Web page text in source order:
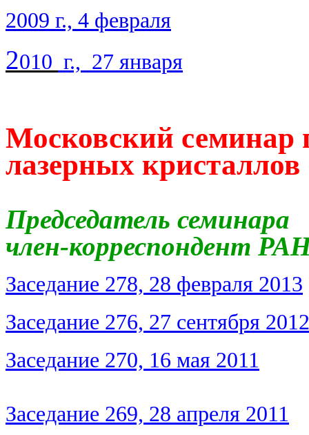
2009 г., 4 февраля
2010 г., 27 января
Московский семинар
лазерных кристаллов
Председатель семинара
член-корреспондент
Заседание 278, 28 февраля 2013
Заседание 276, 27 сентября 2012
Заседание 270, 16 мая 2011
Заседание 269, 28 апреля 2011